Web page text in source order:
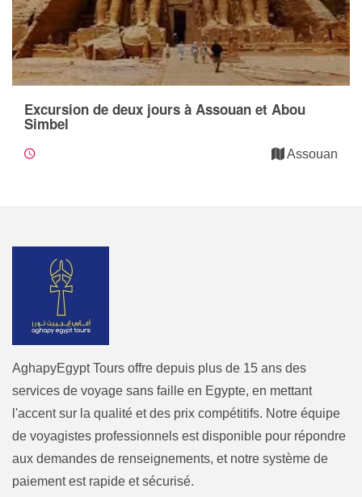
Excursion de deux jours à Assouan et Abou
Simbel
Assouan
AghapyEgypt Tours offre depuis plus de 15 ans des
services de voyage sans faille en Egypte, en mettant
l'accent sur la qualité et des prix compétitifs. Notre équipe
de voyagistes professionnels est disponible pour répondre
aux demandes de renseignements, et notre système de
paiement est rapide et sécurisé.